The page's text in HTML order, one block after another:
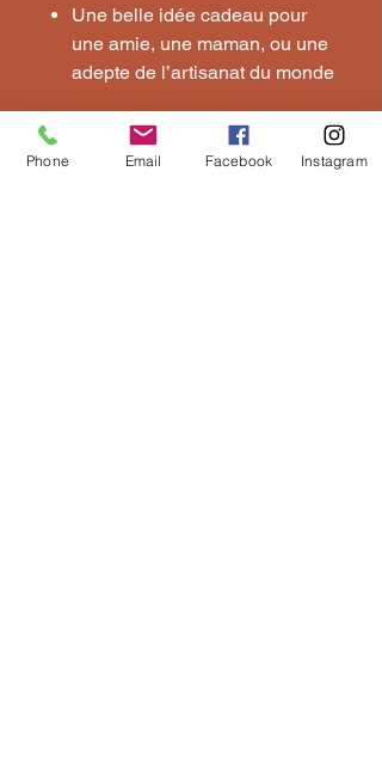
Une belle idée cadeau pour
une amie, une maman, ou une
adepte de l’artisanat du monde
Commander dès maintenant
🧳 Emportez l’Inde dans votre
Phone Email Facebook Instagram